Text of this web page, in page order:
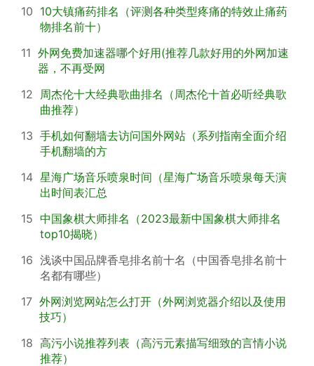
10 10大镇痛药排名（评测各种类型疼痛的特效止痛药
物排名前十）
11 外网免费加速器哪个好用(推荐几款好用的外网加速
器，不再受网
12
周杰伦十大经典歌曲排名（周杰伦十首必听经典歌
曲推荐）
13 手机如何翻墙去访问国外网站（系列指南全面介绍
手机翻墙的方
14 星海广场音乐喷泉时间（星海广场音乐喷泉每天演
出时间表汇总
15 中国象棋大师排名（2023最新中国象棋大师排名
top10揭晓）
16 浅谈中国品牌香皂排名前十名（中国香皂排名前十
名都有哪些）
17 外网浏览网站怎么打开（外网浏览器介绍以及使用
技巧）
18 高污小说推荐列表（高污元素描写细致的言情小说
推荐）